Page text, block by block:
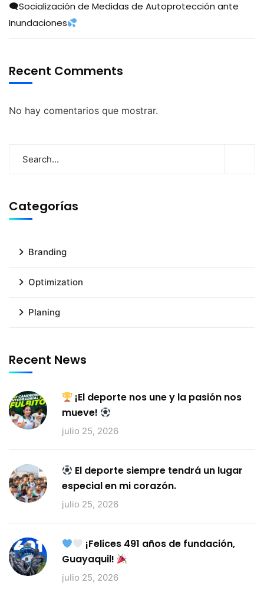
🗨Socialización de Medidas de Autoprotección ante
Inundaciones
Recent Comments
No hay comentarios que mostrar.
Categorías
Branding
Optimization
Planing
Recent News
¡El deporte nos une y la pasión nos
mueve!
julio 25, 2026
El deporte siempre tendrá un lugar
especial en mi corazón.
julio 25, 2026
¡Felices 491 años de fundación,
Guayaquil!
julio 25, 2026